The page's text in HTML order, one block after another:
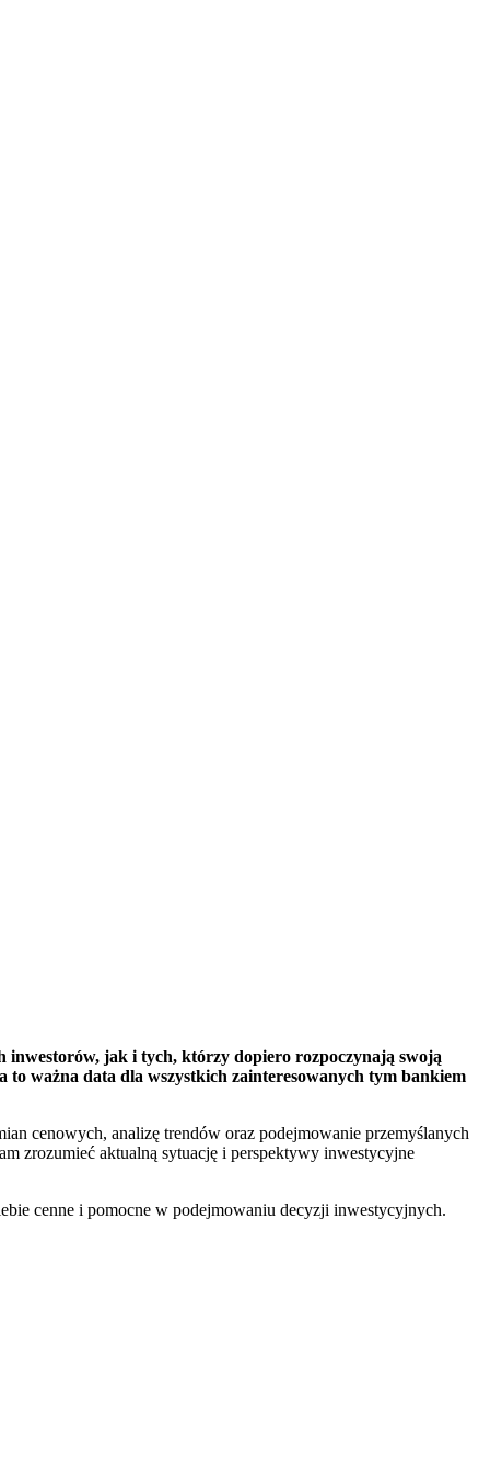
inwestorów, jak i tych, którzy dopiero rozpoczynają swoją
ważna data dla wszystkich zainteresowanych tym bankiem
cenowych, analizę trendów oraz podejmowanie przemyślanych
zrozumieć aktualną sytuację i perspektywy inwestycyjne
cenne i pomocne w podejmowaniu decyzji inwestycyjnych.